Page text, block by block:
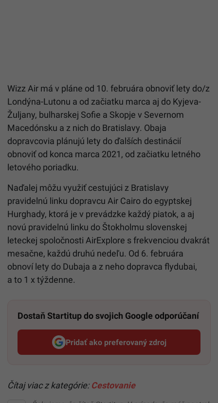
Wizz Air má v pláne od 10. februára obnoviť lety do/z
Londýna-Lutonu a od začiatku marca aj do Kyjeva-
Žuljany, bulharskej Sofie a Skopje v Severnom
Macedónsku a z nich do Bratislavy. Obaja
dopravcovia plánujú lety do ďalších destinácií
obnoviť od konca marca 2021, od začiatku letného
letového poriadku.
Naďalej môžu využiť cestujúci z Bratislavy
pravidelnú linku dopravcu Air Cairo do egyptskej
Hurghady, ktorá je v prevádzke každý piatok, a aj
novú pravidelnú linku do Štokholmu slovenskej
leteckej spoločnosti AirExplore s frekvenciou dvakrát
mesačne, každú druhú nedeľu. Od 6. februára
obnoví lety do Dubaja a z neho dopravca flydubai,
a to 1 x týždenne.
Dostaň Startitup do svojich Google odporúčaní
Pridať ako preferovaný zdroj
Startitup, odkaz sa otvorí v
Čítaj viac z kategórie: Cestovanie